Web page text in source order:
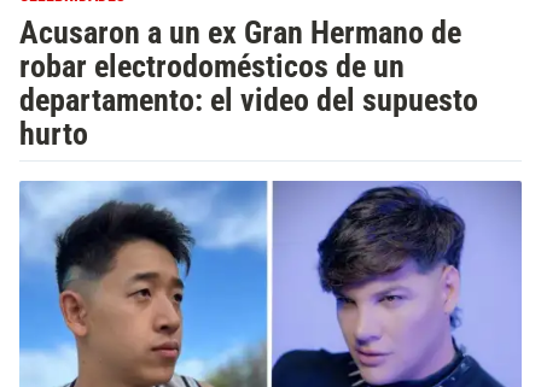
Acusaron a un ex Gran Hermano de
robar electrodomésticos de un
departamento: el video del supuesto
hurto